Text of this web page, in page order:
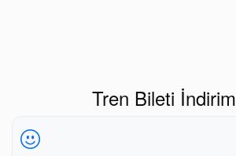
Tren Bileti